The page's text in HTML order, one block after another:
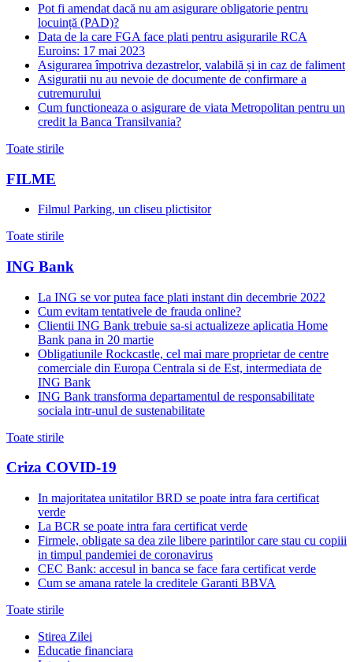
Pot fi amendat dacă nu am asigurare obligatorie pentru
locuință (PAD)?
Data de la care FGA face plati pentru asigurarile RCA
Euroins: 17 mai 2023
Asigurarea împotriva dezastrelor, valabilă și in caz de faliment
Asiguratii nu au nevoie de documente de confirmare a
cutremurului
Cum functioneaza o asigurare de viata Metropolitan pentru un
credit la Banca Transilvania?
Toate stirile
FILME
Filmul Parking, un cliseu plictisitor
Toate stirile
ING Bank
La ING se vor putea face plati instant din decembrie 2022
Cum evitam tentativele de frauda online?
Clientii ING Bank trebuie sa-si actualizeze aplicatia Home
Bank pana in 20 martie
Obligatiunile Rockcastle, cel mai mare proprietar de centre
comerciale din Europa Centrala si de Est, intermediata de
ING Bank
ING Bank transforma departamentul de responsabilitate
sociala intr-unul de sustenabilitate
Toate stirile
Criza COVID-19
In majoritatea unitatilor BRD se poate intra fara certificat
verde
La BCR se poate intra fara certificat verde
Firmele, obligate sa dea zile libere parintilor care stau cu copiii
in timpul pandemiei de coronavirus
CEC Bank: accesul in banca se face fara certificat verde
Cum se amana ratele la creditele Garanti BBVA
Toate stirile
Stirea Zilei
Educatie financiara